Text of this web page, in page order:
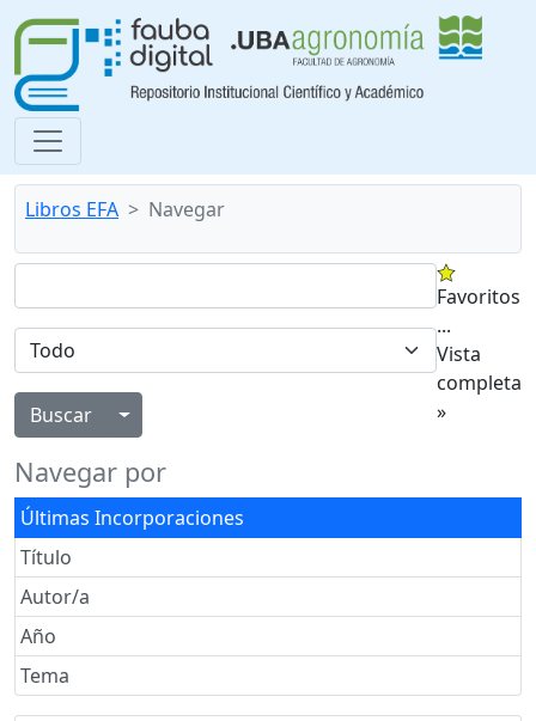
Libros EFA Navegar
Alternar menú desplegable
Favoritos
...
Vista
completa
»
Navegar por
Últimas Incorporaciones
Título
Autor/a
Año
Tema